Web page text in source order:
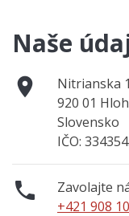
Naše

Nitrianska
920 01
Slovensko
IČO:

Zavolajte
+421 908